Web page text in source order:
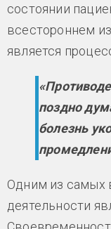
состоянии
всестороннем
является
поздно
болезнь
Одним из самых
деятельности